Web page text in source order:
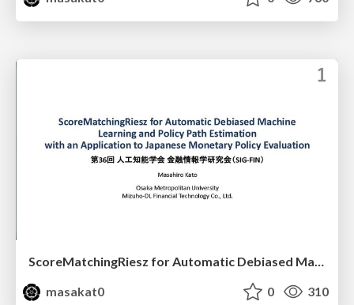
ScoreMatchingRiesz for Automatic Debiased Machine Learning and Policy Path Estimation with an Application to Japanese Monetary Policy Evaluation
masakat0
0 310